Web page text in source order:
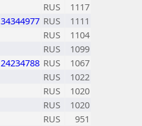
RUS
1117
34344977 RUS
1111
RUS
1104
RUS
1099
24234788 RUS
1067
RUS
1022
RUS
1020
RUS
1020
RUS
951